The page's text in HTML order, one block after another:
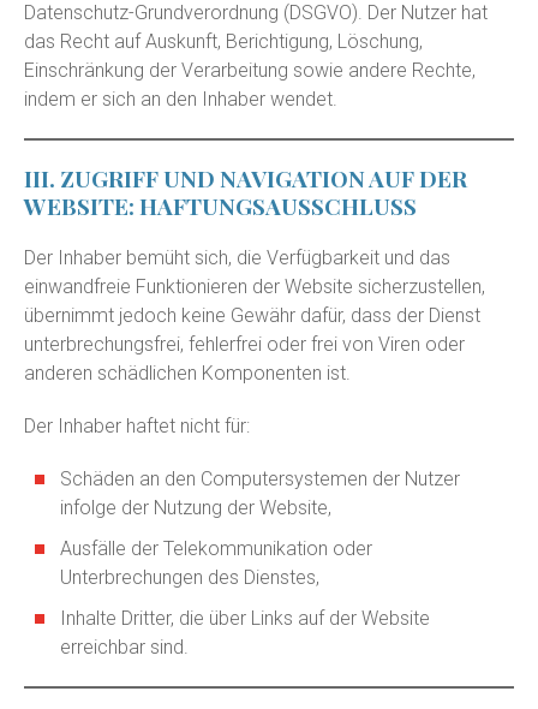
Datenschutz-Grundverordnung (DSGVO). Der Nutzer hat
das Recht auf Auskunft, Berichtigung, Löschung,
Einschränkung der Verarbeitung sowie andere Rechte,
indem er sich an den Inhaber wendet.
III. ZUGRIFF UND NAVIGATION AUF DER
WEBSITE: HAFTUNGSAUSSCHLUSS
Der Inhaber bemüht sich, die Verfügbarkeit und das
einwandfreie Funktionieren der Website sicherzustellen,
übernimmt jedoch keine Gewähr dafür, dass der Dienst
unterbrechungsfrei, fehlerfrei oder frei von Viren oder
anderen schädlichen Komponenten ist.
Der Inhaber haftet nicht für:
Schäden an den Computersystemen der Nutzer
infolge der Nutzung der Website,
Ausfälle der Telekommunikation oder
Unterbrechungen des Dienstes,
Inhalte Dritter, die über Links auf der Website
erreichbar sind.